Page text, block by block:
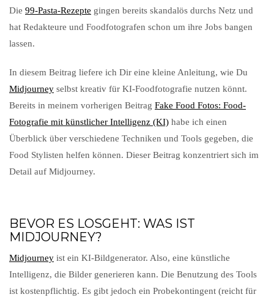
Die 99-Pasta-Rezepte gingen bereits skandalös durchs Netz und
hat Redakteure und Foodfotografen schon um ihre Jobs bangen
lassen.
In diesem Beitrag liefere ich Dir eine kleine Anleitung, wie Du
Midjourney selbst kreativ für KI-Foodfotografie nutzen könnt.
Bereits in meinem vorherigen Beitrag Fake Food Fotos: Food-
Fotografie mit künstlicher Intelligenz (KI) habe ich einen
Überblick über verschiedene Techniken und Tools gegeben, die
Food Stylisten helfen können. Dieser Beitrag konzentriert sich im
Detail auf Midjourney.
BEVOR ES LOSGEHT: WAS IST
MIDJOURNEY?
Midjourney ist ein KI-Bildgenerator. Also, eine künstliche
Intelligenz, die Bilder generieren kann. Die Benutzung des Tools
ist kostenpflichtig. Es gibt jedoch ein Probekontingent (reicht für